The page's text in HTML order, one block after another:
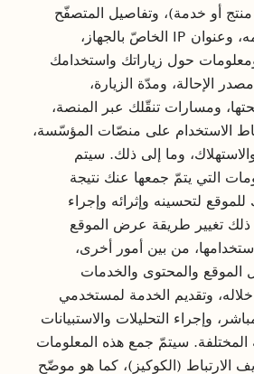
أو خدمة)، وتفاصيل المتصفّح
والجهاز الذي تستخدمه، وعنوان IP الخاصّ بالجهاز،
حول زياراتك واستخدامك
الإحالة، ومدّة الزيارة،
ومسارات تنقّلك عبر المنصة،
الاستخدام على منصّات المؤسّسة،
وما إلى ذلك. سيتم
التي يتمّ جمعها عنك نتيجة
لتحسينه وإثرائه وإجراء
ذلك تغيير طريقة عرض الموقع
من بين أمور أخرى،
الموقع والمحتوى والخدمات
وتقديم الخدمة لمستخدمي
وإجراء التحليلات والاستبيانات
المختلفة. سيتمّ جمع هذه المعلومات
الارتباط (الكوكيز)، كما هو موضّح